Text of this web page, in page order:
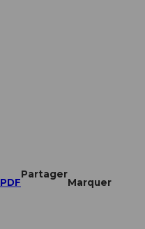
PDF
Partager
Marquer